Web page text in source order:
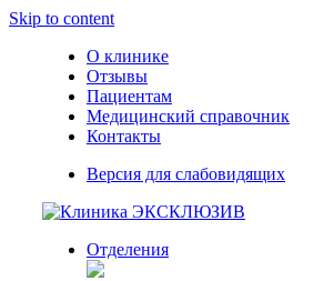
Skip to content
О клинике
Отзывы
Пациентам
Медицинский справочник
Контакты
Версия для слабовидящих
Отделения